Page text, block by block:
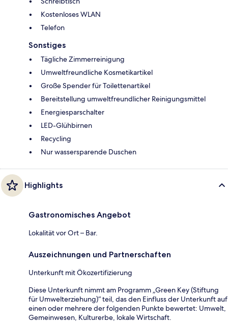
Kostenloses WLAN
Telefon
Sonstiges
Tägliche Zimmerreinigung
Umweltfreundliche Kosmetikartikel
Große Spender für Toilettenartikel
Bereitstellung umweltfreundlicher Reinigungsmittel
Energiesparschalter
LED-Glühbirnen
Recycling
Nur wassersparende Duschen
Highlights
Gastronomisches Angebot
Lokalität vor Ort – Bar.
Auszeichnungen und Partnerschaften
Unterkunft mit Ökozertifizierung
Diese Unterkunft nimmt am Programm „Green Key (Stiftung
für Umwelterziehung)“ teil, das den Einfluss der Unterkunft auf
einen oder mehrere der folgenden Punkte bewertet: Umwelt,
Gemeinwesen, Kulturerbe, lokale Wirtschaft.